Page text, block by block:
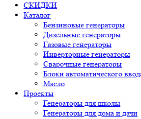
СКИДКИ
Каталог
Бензиновые генераторы
Дизельные генераторы
Газовые генераторы
Инверторные генераторы
Сварочные генераторы
Блоки автоматического
Масло
Проекты
Генераторы для школы
Генераторы для дома и дачи